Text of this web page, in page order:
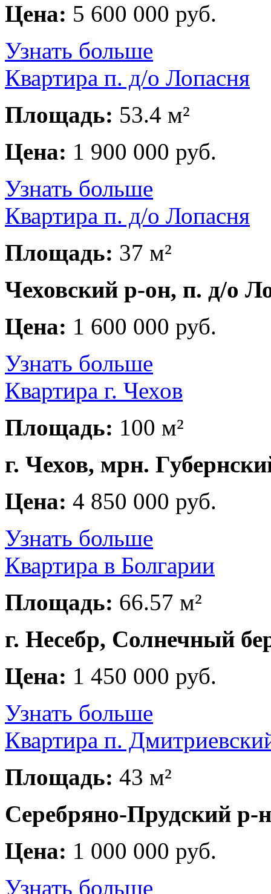
Цена: 5 600 000 руб.
Узнать больше
Квартира п. д/о Лопасня
Площадь: 53.4 м²
Цена: 1 900 000 руб.
Узнать больше
Квартира п. д/о Лопасня
Площадь: 37 м²
Чеховский р-он, п. д/о
Цена: 1 600 000 руб.
Узнать больше
Квартира г. Чехов
Площадь: 100 м²
г. Чехов, мрн.
Цена: 4 850 000 руб.
Узнать больше
Квартира в Болгарии
Площадь: 66.57 м²
г. Несебр, Солнечный
Цена: 1 450 000 руб.
Узнать больше
Квартира п.
Площадь: 43 м²
Серебряно-Прудский р-
Цена: 1 000 000 руб.
Узнать больше